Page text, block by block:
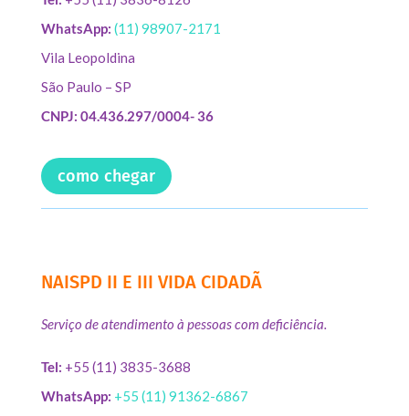
WhatsApp: (11) 98907-2171
Vila Leopoldina
São Paulo – SP
CNPJ: 04.436.297/0004- 36
como chegar
NAISPD II E III VIDA CIDADÃ
Serviço de atendimento à pessoas com deficiência.
Tel: +55 (11) 3835-3688
WhatsApp: +55 (11) 91362-6867